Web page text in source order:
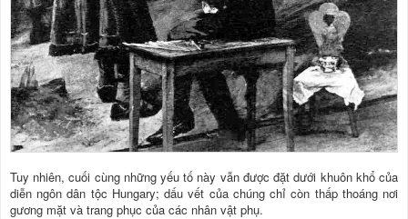
Tuy nhiên, cuối cùng những yếu tố này vẫn được đặt dưới khuôn khổ của
diễn ngôn dân tộc Hungary; dấu vết của chúng chỉ còn thấp thoáng nơi
gương mặt và trang phục của các nhân vật phụ.